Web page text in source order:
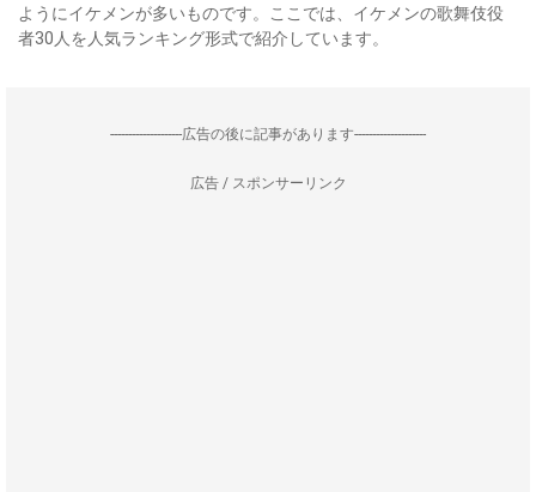
ようにイケメンが多いものです。ここでは、イケメンの歌舞伎役
者30人を人気ランキング形式で紹介しています。
--------------------広告の後に記事があります--------------------
広告 / スポンサーリンク